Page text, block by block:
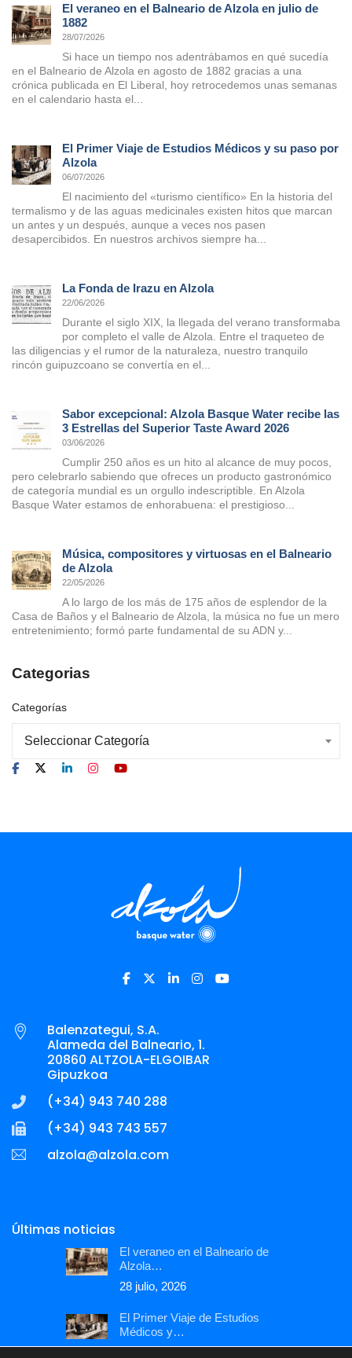
El veraneo en el Balneario de Alzola en julio de
1882
28/07/2026
Si hace un tiempo nos adentrábamos en qué sucedía
en el Balneario de Alzola en agosto de 1882 gracias a una
crónica publicada en El Liberal, hoy retrocedemos unas semanas
en el calendario hasta el...
El Primer Viaje de Estudios Médicos y su paso por
Alzola
06/07/2026
El nacimiento del «turismo científico» En la historia del
termalismo y de las aguas medicinales existen hitos que marcan
un antes y un después, aunque a veces nos pasen
desapercibidos. En nuestros archivos siempre ha...
La Fonda de Irazu en Alzola
22/06/2026
Durante el siglo XIX, la llegada del verano transformaba
por completo el valle de Alzola. Entre el traqueteo de
las diligencias y el rumor de la naturaleza, nuestro tranquilo
rincón guipuzcoano se convertía en el...
Sabor excepcional: Alzola Basque Water recibe las
3 Estrellas del Superior Taste Award 2026
03/06/2026
Cumplir 250 años es un hito al alcance de muy pocos,
pero celebrarlo sabiendo que ofreces un producto gastronómico
de categoría mundial es un orgullo indescriptible. En Alzola
Basque Water estamos de enhorabuena: el prestigioso...
Música, compositores y virtuosas en el Balneario
de Alzola
22/05/2026
A lo largo de los más de 175 años de esplendor de la
Casa de Baños y el Balneario de Alzola, la música no fue un mero
entretenimiento; formó parte fundamental de su ADN y...
Categorias
Categorías
Seleccionar Categoría
Balenzategui, S.A.
Alameda del Balneario, 1.
20860 ALTZOLA-ELGOIBAR
Gipuzkoa
(+34) 943 740 288
(+34) 943 743 557
moc.a
lozla
@aloz
la
Últimas noticias
El veraneo en el Balneario de
Alzola…
28 julio, 2026
El Primer Viaje de Estudios
Médicos y…